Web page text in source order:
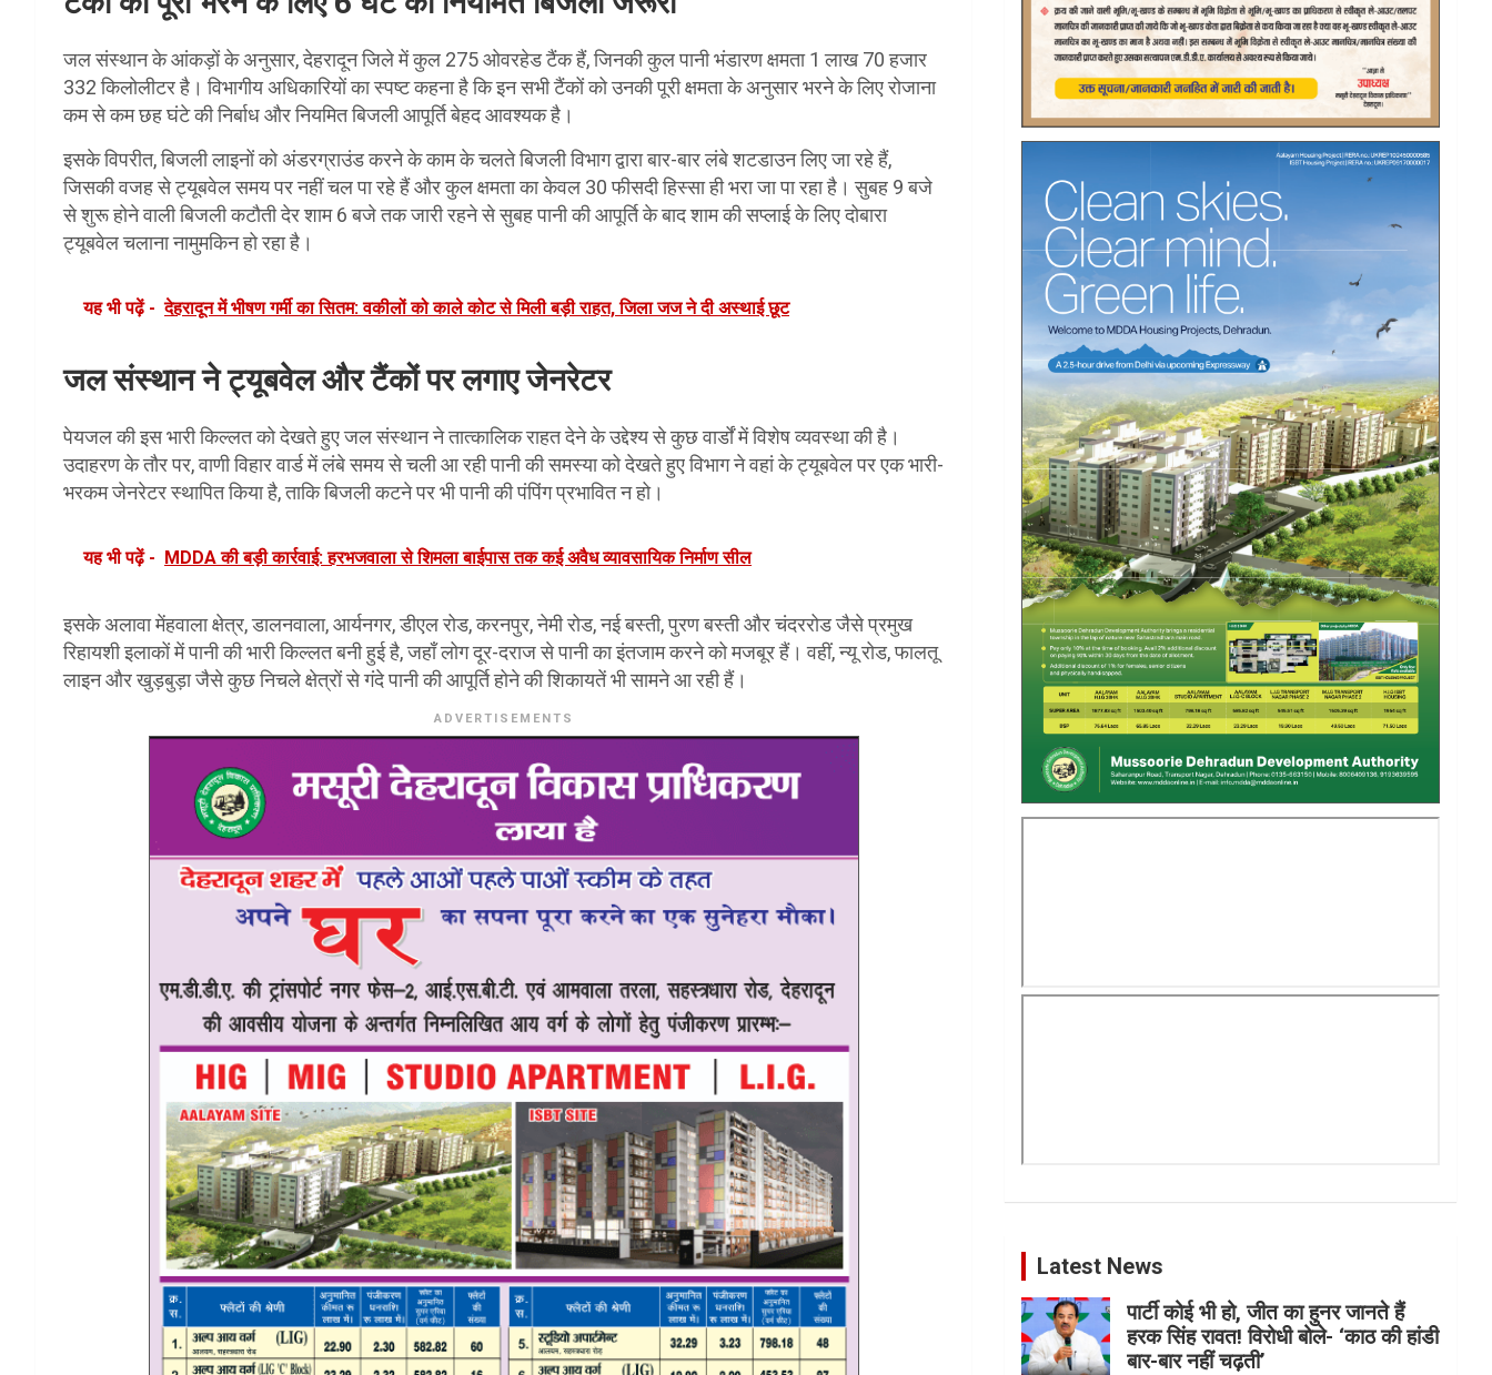
जल संस्थान के आंकड़ों के अनुसार, देहरादून जिले में कुल 275 ओवरहेड टैंक हैं, जिनकी कुल पानी भंडारण क्षमता 1 लाख 70 हजार
332 किलोलीटर है। विभागीय अधिकारियों का स्पष्ट कहना है कि इन सभी टैंकों को उनकी पूरी क्षमता के अनुसार भरने के लिए रोजाना
कम से कम छह घंटे की निर्बाध और नियमित बिजली आपूर्ति बेहद आवश्यक है।
इसके विपरीत, बिजली लाइनों को अंडरग्राउंड करने के काम के चलते बिजली विभाग द्वारा बार-बार लंबे शटडाउन लिए जा रहे हैं,
जिसकी वजह से ट्यूबवेल समय पर नहीं चल पा रहे हैं और कुल क्षमता का केवल 30 फीसदी हिस्सा ही भरा जा पा रहा है। सुबह 9 बजे
से शुरू होने वाली बिजली कटौती देर शाम 6 बजे तक जारी रहने से सुबह पानी की आपूर्ति के बाद शाम की सप्लाई के लिए दोबारा
ट्यूबवेल चलाना नामुमकिन हो रहा है।
यह भी पढ़ें - देहरादून में भीषण गर्मी का सितम: वकीलों को काले कोट से मिली बड़ी राहत, जिला जज ने दी अस्थाई छूट
जल संस्थान ने ट्यूबवेल और टैंकों पर लगाए जेनरेटर
पेयजल की इस भारी किल्लत को देखते हुए जल संस्थान ने तात्कालिक राहत देने के उद्देश्य से कुछ वार्डों में विशेष व्यवस्था की है।
उदाहरण के तौर पर, वाणी विहार वार्ड में लंबे समय से चली आ रही पानी की समस्या को देखते हुए विभाग ने वहां के ट्यूबवेल पर एक भारी-
भरकम जेनरेटर स्थापित किया है, ताकि बिजली कटने पर भी पानी की पंपिंग प्रभावित न हो।
यह भी पढ़ें - MDDA की बड़ी कार्रवाई: हरभजवाला से शिमला बाईपास तक कई अवैध व्यावसायिक निर्माण सील
इसके अलावा मेंहवाला क्षेत्र, डालनवाला, आर्यनगर, डीएल रोड, करनपुर, नेमी रोड, नई बस्ती, पुरण बस्ती और चंदररोड जैसे प्रमुख
रिहायशी इलाकों में पानी की भारी किल्लत बनी हुई है, जहाँ लोग दूर-दराज से पानी का इंतजाम करने को मजबूर हैं। वहीं, न्यू रोड, फालतू
लाइन और खुड़बुड़ा जैसे कुछ निचले क्षेत्रों से गंदे पानी की आपूर्ति होने की शिकायतें भी सामने आ रही हैं।
ADVERTISEMENTS
Latest News
पार्टी कोई भी हो, जीत का हुनर जानते हैं
हरक सिंह रावत! विरोधी बोले- ‘काठ की हांडी
बार-बार नहीं चढ़ती’